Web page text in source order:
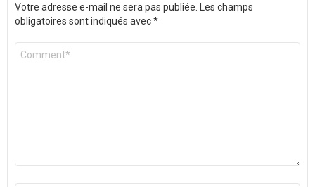
Votre adresse e-mail ne sera pas publiée. Les champs
obligatoires sont indiqués avec*
Commentaire